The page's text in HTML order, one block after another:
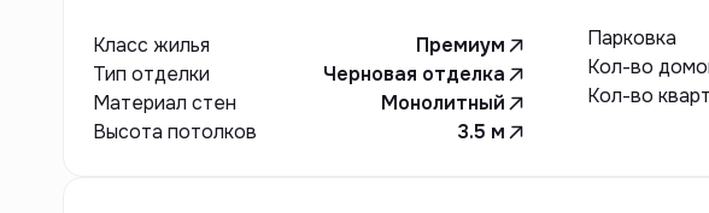
Класс жилья
Премиум
Тип отделки
Черновая отделка
Материал стен
Монолитный
Высота потолков
3.5 м
Парковка
Кол-во
Кол-во